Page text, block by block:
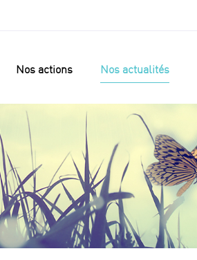
Nos actions Nos actualités